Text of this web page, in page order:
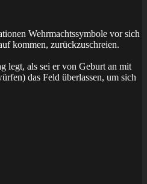
Wehrmachtssymbole vor sich
kommen, zurückzuschreien.
legt, als sei er von Geburt an mit
das Feld überlassen, um sich